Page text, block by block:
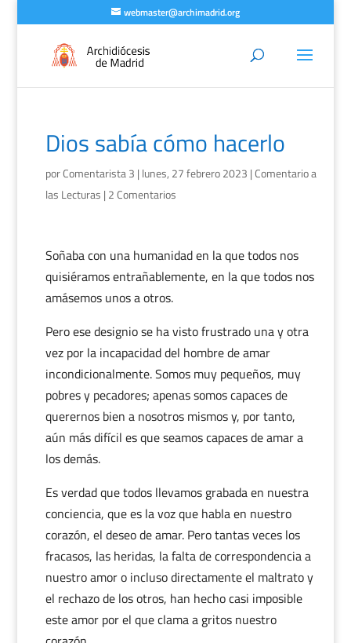
webmaster@archimadrid.org
Dios sabía cómo hacerlo
porComentarista 3 | lunes, 27 febrero 2023 |Comentario a
las Lecturas | 2 Comentarios
Soñaba con una humanidad en la que todos nos
quisiéramos entrañablemente, en la que todos nos
amásemos unos a otros.
Pero ese designio se ha visto frustrado una y otra
vez por la incapacidad del hombre de amar
incondicionalmente. Somos muy pequeños, muy
pobres y pecadores; apenas somos capaces de
querernos bien a nosotros mismos y, por tanto,
aún más difícil es que seamos capaces de amar a
los demás.
Es verdad que todos llevamos grabada en nuestra
conciencia, que es la voz que habla en nuestro
corazón, el deseo de amar. Pero tantas veces los
fracasos, las heridas, la falta de correspondencia a
nuestro amor o incluso directamente el maltrato y
el rechazo de los otros, han hecho casi imposible
este amor por el que clama a gritos nuestro